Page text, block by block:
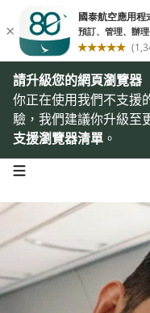
請升級您的網頁瀏覽器
你正在使用我們不支援
驗，我們建議你升級至
支援瀏覽器清單 。
open navigation menu